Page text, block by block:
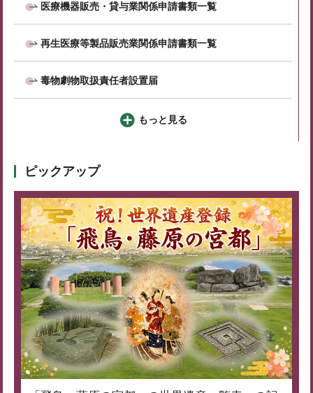
医療機器販売・貸与業関係申請書類一覧
再生医療等製品販売業関係申請書類一覧
毒物劇物取扱責任者設置届
もっと見る
ピックアップ